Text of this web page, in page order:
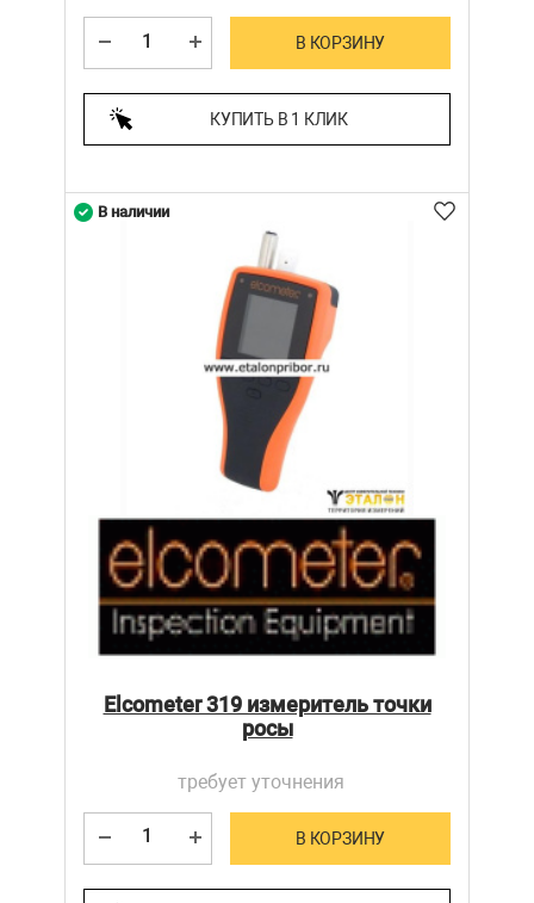
В КОРЗИНУ
КУПИТЬ В 1 КЛИК
Elcometer 319 измеритель точки
росы
требует уточнения
В КОРЗИНУ
В наличии